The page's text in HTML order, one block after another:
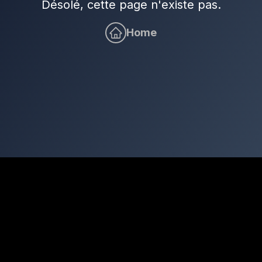
Désolé, cette page n'existe pas.
Home